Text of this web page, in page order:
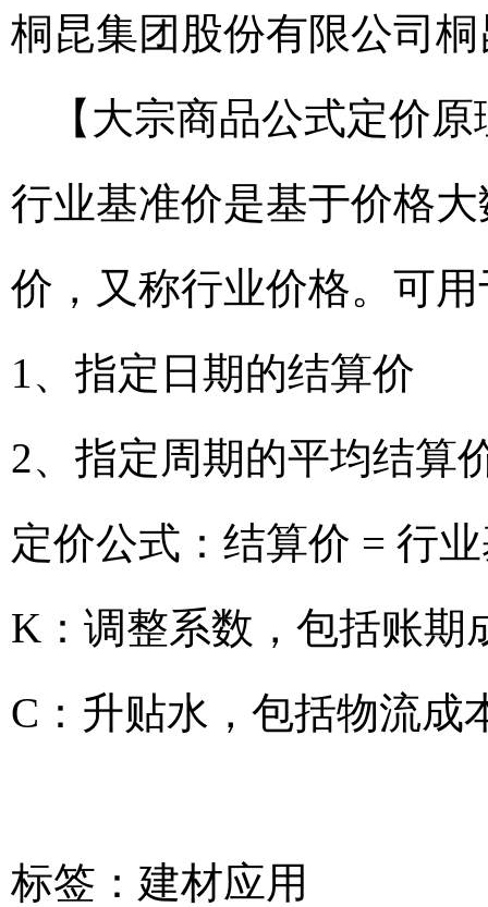
桐昆集团股份有限公司 桐
【大宗商品公式定价
行业基准价是基于价格
价，又称行业价格。可
1、指定日期的结算价
2、指定周期的平均结算
定价公式：结算价 = 行
K：调整系数，包括账期
C：升贴水，包括物流成
标签： 建材应用